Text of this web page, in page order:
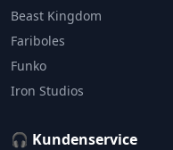
Beast Kingdom
Fariboles
Funko
Iron Studios
🎧 Kundenservice